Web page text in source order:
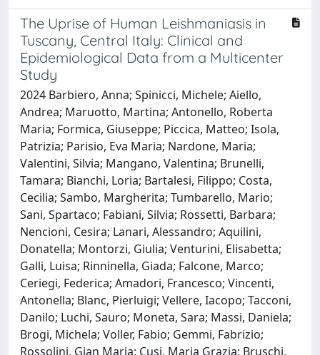
The Uprise of Human Leishmaniasis in
Tuscany, Central Italy: Clinical and
Epidemiological Data from a Multicenter
Study
2024 Barbiero, Anna; Spinicci, Michele; Aiello,
Andrea; Maruotto, Martina; Antonello, Roberta
Maria; Formica, Giuseppe; Piccica, Matteo; Isola,
Patrizia; Parisio, Eva Maria; Nardone, Maria;
Valentini, Silvia; Mangano, Valentina; Brunelli,
Tamara; Bianchi, Loria; Bartalesi, Filippo; Costa,
Cecilia; Sambo, Margherita; Tumbarello, Mario;
Sani, Spartaco; Fabiani, Silvia; Rossetti, Barbara;
Nencioni, Cesira; Lanari, Alessandro; Aquilini,
Donatella; Montorzi, Giulia; Venturini, Elisabetta;
Galli, Luisa; Rinninella, Giada; Falcone, Marco;
Ceriegi, Federica; Amadori, Francesco; Vincenti,
Antonella; Blanc, Pierluigi; Vellere, Iacopo; Tacconi,
Danilo; Luchi, Sauro; Moneta, Sara; Massi, Daniela;
Brogi, Michela; Voller, Fabio; Gemmi, Fabrizio;
Rossolini, Gian Maria; Cusi, Maria Grazia; Bruschi,